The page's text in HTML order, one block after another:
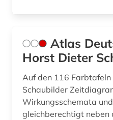
Atlas
Horst Dieter
Auf den 116
Schaubilder
Wirkungsschemata
gleichberechtigt neben